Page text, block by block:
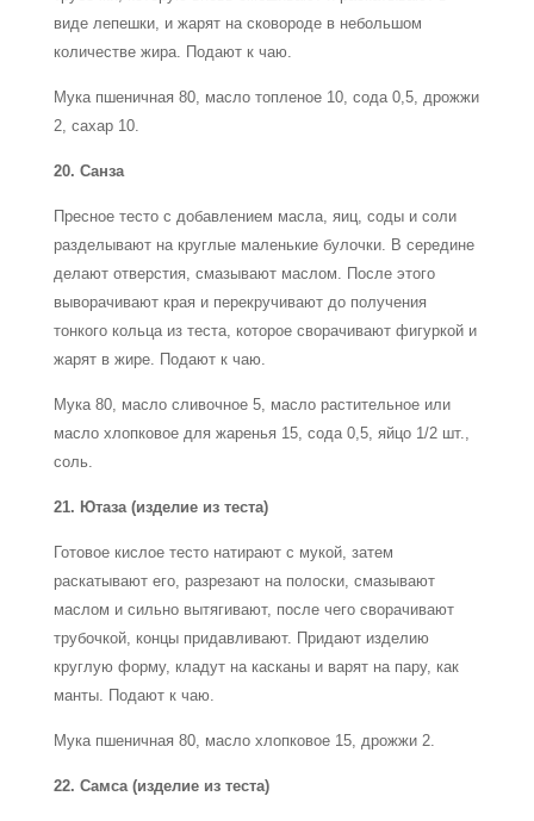
виде лепешки, и жарят на сковороде в небольшом
количестве жира. Подают к чаю.
Мука пшеничная 80, масло топленое 10, сода 0,5, дрожжи
2, сахар 10.
20. Санза
Пресное тесто с добавлением масла, яиц, соды и соли
разделывают на круглые маленькие булочки. В середине
делают отверстия, смазывают маслом. После этого
выворачивают края и перекручивают до получения
тонкого кольца из теста, которое сворачивают фигуркой и
жарят в жире. Подают к чаю.
Мука 80, масло сливочное 5, масло растительное или
масло хлопковое для жаренья 15, сода 0,5, яйцо 1/2 шт.,
соль.
21. Ютаза (изделие из теста)
Готовое кислое тесто натирают с мукой, затем
раскатывают его, разрезают на полоски, смазывают
маслом и сильно вытягивают, после чего сворачивают
трубочкой, концы придавливают. Придают изделию
круглую форму, кладут на касканы и варят на пару, как
манты. Подают к чаю.
Мука пшеничная 80, масло хлопковое 15, дрожжи 2.
22. Самса (изделие из теста)